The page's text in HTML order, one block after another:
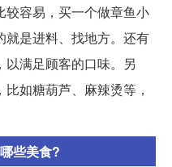
较容易，买一个做章鱼小
就是进料、找地方。还有
满足顾客的口味。另
如糖葫芦、麻辣烫等，
些美食?